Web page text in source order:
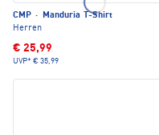
CMP ·
Manduria T-Shirt
Herren
€ 25,99
UVP* € 35,99